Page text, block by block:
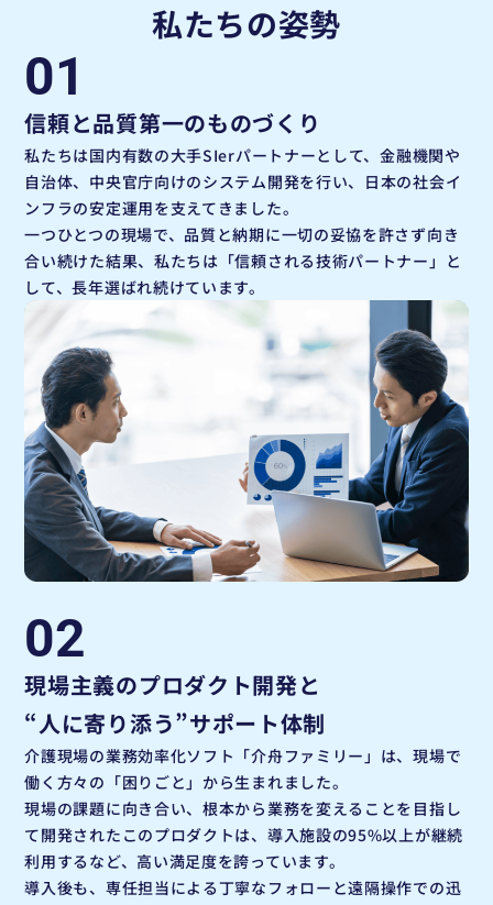
私たちの姿勢
01
信頼と品質第一のものづくり
私たちは国内有数の大手SIerパートナーとして、金融機関や
自治体、中央官庁向けのシステム開発を行い、日本の社会イ
ンフラの安定運用を支えてきました。
一つひとつの現場で、品質と納期に一切の妥協を許さず向き
合い続けた結果、私たちは「信頼される技術パートナー」と
して、長年選ばれ続けています。
02
現場主義のプロダクト開発と
“人に寄り添う”サポート体制
介護現場の業務効率化ソフト「介舟ファミリー」は、現場で
働く方々の「困りごと」から生まれました。
現場の課題に向き合い、根本から業務を変えることを目指し
て開発されたこのプロダクトは、導入施設の95%以上が継続
利用するなど、高い満足度を誇っています。
導入後も、専任担当による丁寧なフォローと遠隔操作での迅